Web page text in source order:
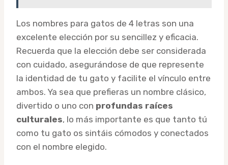
Los nombres para gatos de 4 letras son una
excelente elección por su sencillez y eficacia.
Recuerda que la elección debe ser considerada
con cuidado, asegurándose de que represente
la identidad de tu gato y facilite el vínculo entre
ambos. Ya sea que prefieras un nombre clásico,
divertido o uno con profundas raíces
culturales, lo más importante es que tanto tú
como tu gato os sintáis cómodos y conectados
con el nombre elegido.